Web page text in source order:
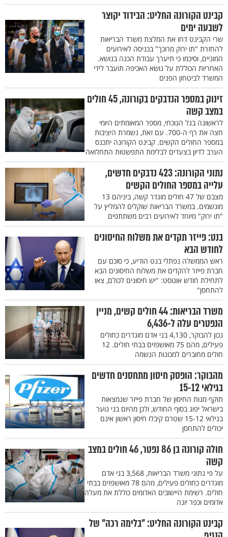
קבינט הקורונה החליט: הבידוד יקוצר
לשבעה ימים
שרי הקבינט דחו את המלצת משרד הבריאות
להחזרת "תו ירוק מרוכך" בכניסה לאירועים
המוניים, וסיכמו כי תיערך עבודת הכנה בנושא.
האחריות הכוללת על נושא האכיפה תועבר לידי
המשרד לביטחון הפנים
זינוק במספר הנדבקים בקורונה, 45 חולים
במצב קשה
לראשונה בגל הנוכחי, מספר המאומתים היומי
חצה את רף ה-700. עם זאת, נשמרת היציבות
במספר החולים הקשים. קבינט הקורונה יתכנס
הערב לדיון בצעדים לבלימת התפשטות התחלואה
נתוני הקורונה: 423 נדבקים חדשים,
עלייה במספר החולים הקשים
מצבם של 47 חולים מוגדר קשה, ביניהם 13
מונשמים. במשרד הבריאות שוקלים להמליץ על
"תו ירוק" מיוחד לאירועים רבים משתתפים
בנט: פייזר תקדים את משלוח החיסונים
לחודש הבא
ראש הממשלה נפתלי בנט הודיע, כי סוכם עם
חברת פייזר להקדים את משלוח החיסונים הבא
לתחילת חודש אוגוסט: "יש חיסונים לכולם, צאו
להתחסן"
משרד הבריאות: 44 חולים קשים, מניין
הנפטרים עלה ל-6,436
נכון להבוקר, 4,130 בני אדם מוגדרים כחולים
פעילים, מהם 75 מאושפזים בבתי חולים. 12
חולים מחוברים למכונות הנשמה
מהבוקר: הופסק חיסון מתחסנים חדשים
בגילאי 15-12
תוקף מנות החיסון של חברת פייזר שנמצאות
בישראל יפוג בסוף החודש, ולכן מהיום בני נוער
בגילאי 15-12 שטרם קיבלו חיסון ראשון אינם
יכולים להתחסן
חולה קורונה בן 86 נפטר, 46 חולים במצב
קשה
על פי נתוני משרד הבריאות, 3,568 בני אדם
מוגדרים כחולים פעילים, מהם 78 מאושפזים בבתי
חולים. רשימת היישובים האדומים כוללת את מעלה
אדומים וכפר יונה
קבינט הקורונה החליט: "בלימה רכה" של